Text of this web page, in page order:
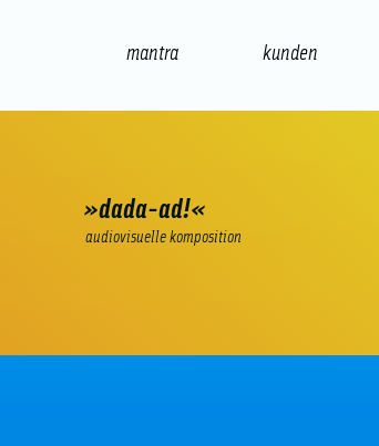
mantra kunden
»dada-ad!«
audiovisuelle komposition